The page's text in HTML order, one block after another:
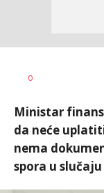
AUTOR
0
Ministar
da neće
nema
spora u